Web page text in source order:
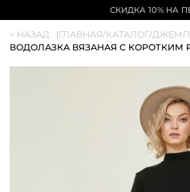
СКИДКА 10% НА
< НАЗАД |ГЛАВНАЯ/КАТАЛОГ/
ВОДОЛАЗКА ВЯЗАНАЯ С КОРОТКИМ